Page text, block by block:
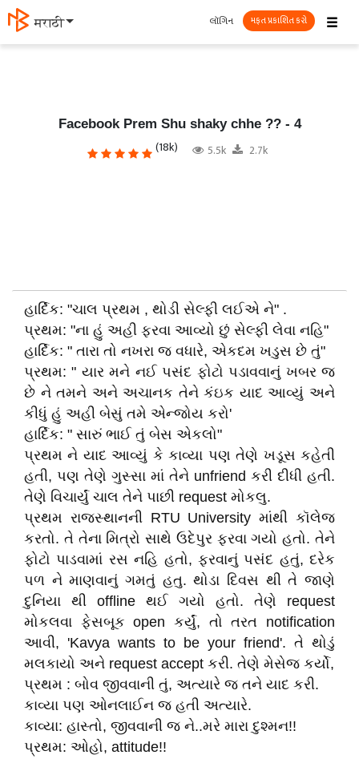
मराठी ☰
લૉગિન મફત પ્રકાશિત કરો
Facebook Prem Shu shaky chhe ?? - 4
(18k) 5.5k 2.7k
હાર્દિક: "ચાલ પ્રથમ , થોડી સેલ્ફી લઈએ ને" .
પ્રથમ: "ના હું અહી ફરવા આવ્યો છું સેલ્ફી લેવા નહિ"
હાર્દિક: " તારા તો નખરા જ વધારે, એકદમ ખડુસ છે તું"
પ્રથમ: " યાર મને નઈ પસંદ ફોટો પડાવવાનું ખબર જ
છે ને તમને અને અચાનક તેને કંઇક યાદ આવ્યું અને
કીધું હું અહી બેસું તમે એન્જોય કરો'
હાર્દિક: " સારું ભાઈ તું બેસ એકલો"
પ્રથમ ને યાદ આવ્યું કે કાવ્યા પણ તેણે ખડૂસ કહેતી
હતી, પણ તેણે ગુસ્સા માં તેને unfriend કરી દીધી હતી.
તેણે વિચાર્યું ચાલ તેને પાછી request મોકલુ.
પ્રથમ રાજસ્થાનની RTU University માંથી કૉલેજ
કરતો. તે તેના મિત્રો સાથે ઉદેપુર ફરવા ગયો હતો. તેને
ફોટો પાડવામાં રસ નહિ હતો, ફરવાનું પસંદ હતું, દરેક
પળ ને માણવાનું ગમતું હતુ. થોડા દિવસ થી તે જાણે
દુનિયા થી offline થઈ ગયો હતો. તેણે request
મોકલવા ફેસબૂક open કર્યું, તો તરત notification
આવી, 'Kavya wants to be your friend'. તે થોડું
મલકાયો અને request accept કરી. તેણે મેસેજ કર્યો,
પ્રથમ : બોવ જીવવાની તું, અત્યારે જ તને યાદ કરી.
કાવ્યા પણ ઓનલાઈન જ હતી અત્યારે.
કાવ્યા: હાસ્તો, જીવવાની જ ને..મરે મારા દુશ્મન!!
પ્રથમ: ઓહો, attitude!!